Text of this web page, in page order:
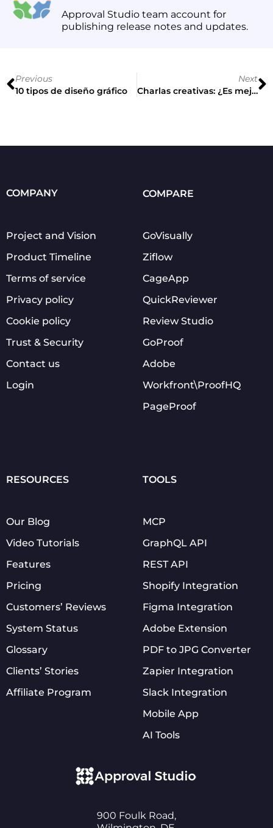
Approval Studio team account for
publishing release notes and updates.
Previous
10 tipos de diseño gráfico
Next
Charlas creativas: ¿Es mejor ser innovador o ser comprendido?
COMPANY
Project and Vision
Product Timeline
Terms of service
Privacy policy
Cookie policy
Trust & Security
Contact us
Login
COMPARE
GoVisually
Ziflow
CageApp
QuickReviewer
Review Studio
GoProof
Adobe
Workfront\ProofHQ
PageProof
RESOURCES
Our Blog
Video Tutorials
Features
Pricing
Customers’ Reviews
System Status
Glossary
Clients’ Stories
Affiliate Program
TOOLS
MCP
GraphQL API
REST API
Shopify Integration
Figma Integration
Adobe Extension
PDF to JPG Converter
Zapier Integration
Slack Integration
Mobile App
AI Tools
900 Foulk Road,